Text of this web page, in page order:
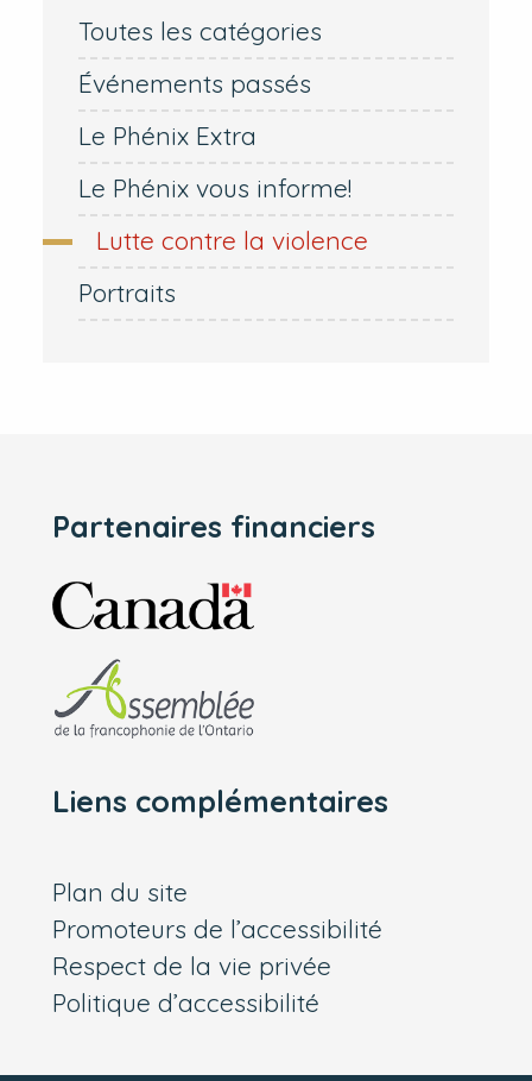
Toutes les catégories
Événements passés
Le Phénix Extra
Le Phénix vous informe!
Lutte contre la violence
Portraits
Partenaires financiers
Liens complémentaires
Plan du site
Promoteurs de l’accessibilité
Respect de la vie privée
Politique d’accessibilité